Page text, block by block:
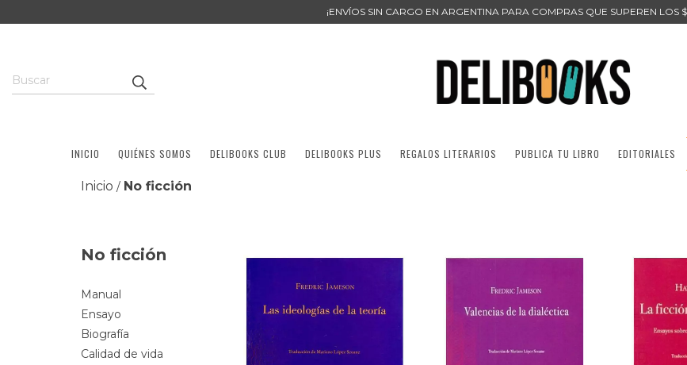
¡ENVÍOS SIN CARGO EN ARGENTINA PARA COMPRAS QUE SUPEREN LOS
INICIO QUIÉNES SOMOS DELIBOOKS CLUB DELIBOOKS PLUS REGALOS LITERARIOS PUBLICA TU LIBRO EDITORIALES
Inicio / No ficción
No ficción
Manual
Ensayo
Biografía
Calidad de vida